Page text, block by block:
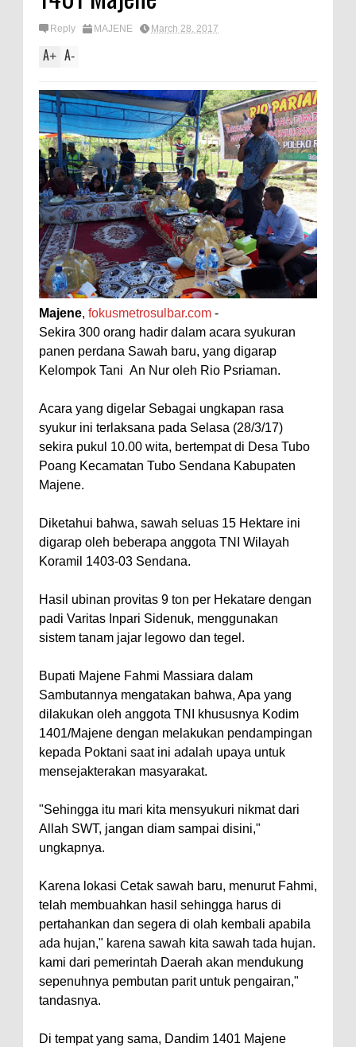
Reply MAJENE March 28, 2017
A+ A-
Majene, fokusmetrosulbar.com -
Sekira 300 orang hadir dalam acara syukuran
panen perdana Sawah baru, yang digarap
Kelompok Tani An Nur oleh Rio Psriaman.
Acara yang digelar Sebagai ungkapan rasa
syukur ini terlaksana pada Selasa (28/3/17)
sekira pukul 10.00 wita, bertempat di Desa Tubo
Poang Kecamatan Tubo Sendana Kabupaten
Majene.
Diketahui bahwa, sawah seluas 15 Hektare ini
digarap oleh beberapa anggota TNI Wilayah
Koramil 1403-03 Sendana.
Hasil ubinan provitas 9 ton per Hekatare dengan
padi Varitas Inpari Sidenuk, menggunakan
sistem tanam jajar legowo dan tegel.
Bupati Majene Fahmi Massiara dalam
Sambutannya mengatakan bahwa, Apa yang
dilakukan oleh anggota TNI khususnya Kodim
1401/Majene dengan melakukan pendampingan
kepada Poktani saat ini adalah upaya untuk
mensejakterakan masyarakat.
"Sehingga itu mari kita mensyukuri nikmat dari
Allah SWT, jangan diam sampai disini,"
ungkapnya.
Karena lokasi Cetak sawah baru, menurut Fahmi,
telah membuahkan hasil sehingga harus di
pertahankan dan segera di olah kembali apabila
ada hujan," karena sawah kita sawah tada hujan.
kami dari pemerintah Daerah akan mendukung
sepenuhnya pembutan parit untuk pengairan,"
tandasnya.
Di tempat yang sama, Dandim 1401 Majene